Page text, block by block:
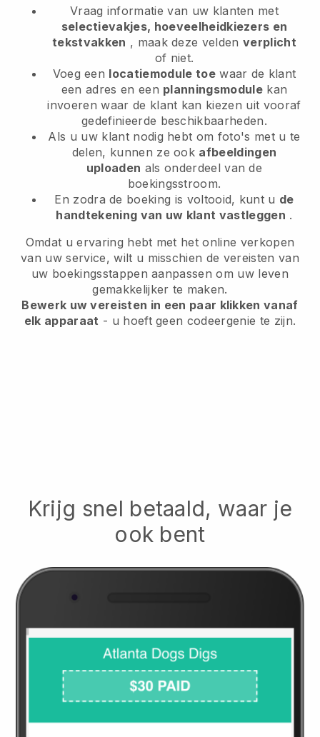
Vraag informatie van uw klanten met
selectievakjes, hoeveelheidkiezers en
tekstvakken , maak deze veldenverplicht
of niet.
Voeg een locatiemodule toewaar de klant
een adres en een planningsmodulekan
invoeren waar de klant kan kiezen uit vooraf
gedefinieerde beschikbaarheden.
Als u uw klant nodig hebt om foto's met u te
delen, kunnen ze ook afbeeldingen
uploaden als onderdeel van de
boekingsstroom.
En zodra de boeking is voltooid, kunt u de
handtekening van uw klant vastleggen .
Omdat u ervaring hebt met het online verkopen
van uw service, wilt u misschien de vereisten van
uw boekingsstappen aanpassen om uw leven
gemakkelijker te maken.
Bewerk uw vereisten in een paar klikken vanaf
elk apparaat - u hoeft geen codeergenie te zijn.
Krijg snel betaald, waar je
ook bent